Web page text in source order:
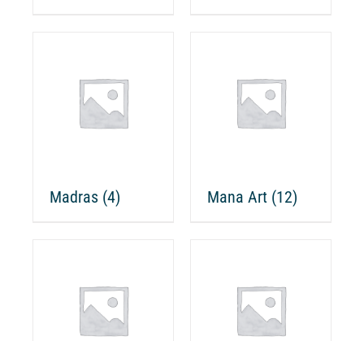
Madras (4) Mana Art (12)